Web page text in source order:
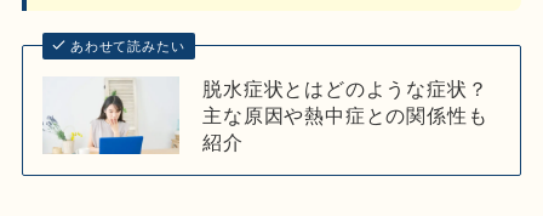
あわせて読みたい
脱水症状とはどのような症状？
主な原因や熱中症との関係性も
紹介